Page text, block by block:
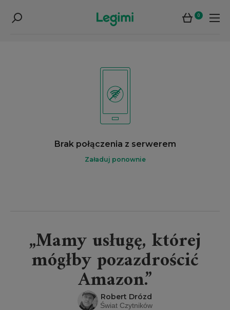
0
Brak połączenia z serwerem
Załaduj ponownie
„Mamy usługę, której
mógłby pozazdrościć
Amazon.”
Robert Drózd
Świat Czytników